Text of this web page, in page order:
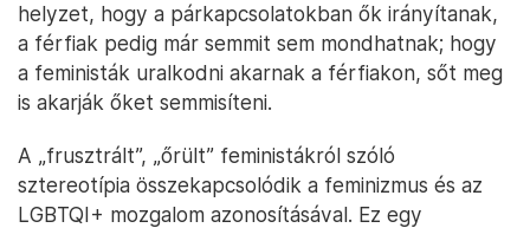
helyzet, hogy a párkapcsolatokban ők irányítanak,
a férfiak pedig már semmit sem mondhatnak; hogy
a feministák uralkodni akarnak a férfiakon, sőt meg
is akarják őket semmisíteni.
A „frusztrált”, „őrült” feministákról szóló
sztereotípia összekapcsolódik a feminizmus és az
LGBTQI+ mozgalom azonosításával. Ez egy